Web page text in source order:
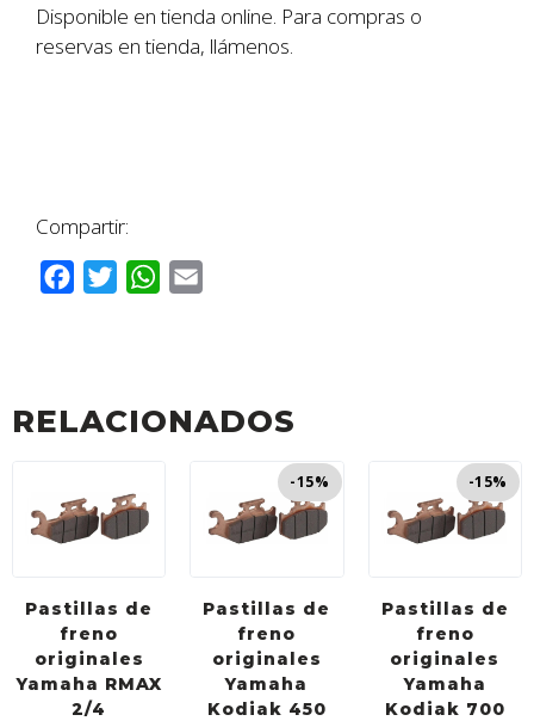
Disponible en tienda online. Para compras o
reservas en tienda, llámenos.
Compartir:
k
t
W
s
l
RELACIONADOS
Pastillas de
freno
originales
Yamaha RMAX
2/4
-15%
Pastillas de
freno
originales
Yamaha
Kodiak 450
-15%
Pastillas de
freno
originales
Yamaha
Kodiak 700